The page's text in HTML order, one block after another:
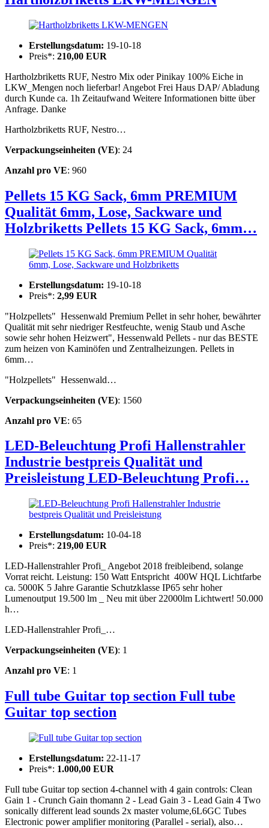
Erstellungsdatum: 19-10-18
Preis*: 210,00 EUR
Hartholzbriketts RUF, Nestro Mix oder Pinikay 100% Eiche in
LKW_Mengen noch lieferbar! Angebot Frei Haus DAP/ Abladung
durch Kunde ca. 1h Zeitaufwand Weitere Informationen bitte über
Anfrage. Danke
Hartholzbriketts RUF, Nestro…
Verpackungseinheiten (VE): 24
Anzahl pro VE: 960
Pellets 15 KG Sack, 6mm PREMIUM
Qualität 6mm, Lose, Sackware und
Holzbriketts Pellets 15 KG Sack, 6mm…
Erstellungsdatum: 19-10-18
Preis*: 2,99 EUR
"Holzpellets" Hessenwald Premium Pellet in sehr hoher, bewährter
Qualität mit sehr niedriger Restfeuchte, wenig Staub und Asche
sowie sehr hohen Heizwert", Hessenwald Pellets - nur das BESTE
zum heizen von Kaminöfen und Zentralheizungen. Pellets in
6mm…
"Holzpellets" Hessenwald…
Verpackungseinheiten (VE): 1560
Anzahl pro VE: 65
LED-Beleuchtung Profi Hallenstrahler
Industrie bestpreis Qualität und
Preisleistung LED-Beleuchtung Profi…
Erstellungsdatum: 10-04-18
Preis*: 219,00 EUR
LED-Hallenstrahler Profi_ Angebot 2018 freibleibend, solange
Vorrat reicht. Leistung: 150 Watt Entspricht 400W HQL Lichtfarbe
ca. 5000K 5 Jahre Garantie Schutzklasse IP65 sehr hoher
Lumenoutput 19.500 lm _ Neu mit über 22000lm Lichtwert! 50.000
h…
LED-Hallenstrahler Profi_…
Verpackungseinheiten (VE): 1
Anzahl pro VE: 1
Full tube Guitar top section Full tube
Guitar top section
Erstellungsdatum: 22-11-17
Preis*: 1.000,00 EUR
Full tube Guitar top section 4-channel with 4 gain controls: Clean
Gain 1 - Crunch Gain thomann 2 - Lead Gain 3 - Lead Gain 4 Two
sonically different lead sounds 2x master volume,6L6GC Tubes
Electronic power amplifier monitoring (Parallel - serial), also…